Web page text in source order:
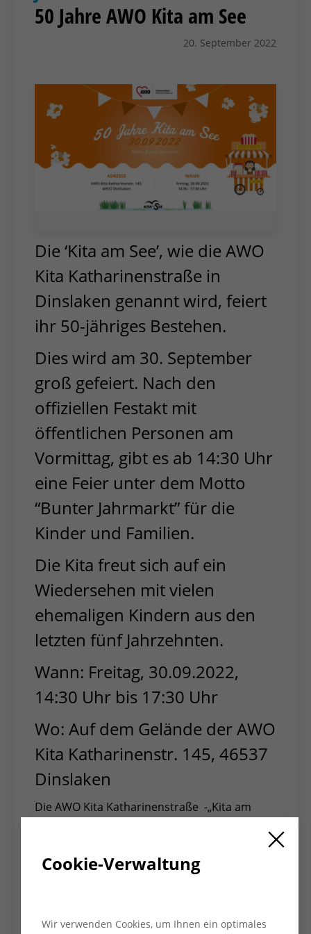
50 Jahre AWO Kita am See
20. September 2022
Die ‘Kita am See’, wie die AWO
Kita Katharinenstraße in
Dinslaken genannt wird, feiert
ihr 50-jähriges Bestehen.
Dies wird am 30. September
groß gefeiert. Nach den
offiziellen Festakt mit
öffentlichen Personen am
Vormittag, gibt es ab 14:30 Uhr
eine Feier unter dem Motto
“Bunter Jahrmarkt” für die
Kinder und Familien.
Die Kita freut sich auf ein
Wiedersehen mit vielen
ehemaligen Kindern aus den
letzten fünf Jahrzehnten.
Wann: Freitag, 30.09.2022,
14:30 Uhr bis 17:30 Uhr
Wo: Auf dem Gelände der AWO
Kita Katharinenstr. 145, 46537
Dinslaken
Die AWO Kita Katharinenstraße -„Kita am
am 30.09.2022 mit einer Festveranstaltung
auf dem Kita-Gelände in Dinslaken gefeiert.
Cookie-Verwaltung
Wir verwenden Cookies, um Ihnen ein optimales